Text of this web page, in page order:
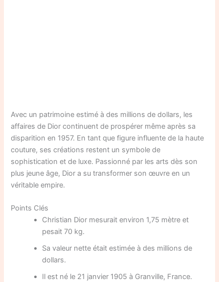
Avec un patrimoine estimé à des millions de dollars, les
affaires de Dior continuent de prospérer même après sa
disparition en 1957. En tant que figure influente de la haute
couture, ses créations restent un symbole de
sophistication et de luxe. Passionné par les arts dès son
plus jeune âge, Dior a su transformer son œuvre en un
véritable empire.
Points Clés
Christian Dior mesurait environ 1,75 mètre et
pesait 70 kg.
Sa valeur nette était estimée à des millions de
dollars.
Il est né le 21 janvier 1905 à Granville, France.